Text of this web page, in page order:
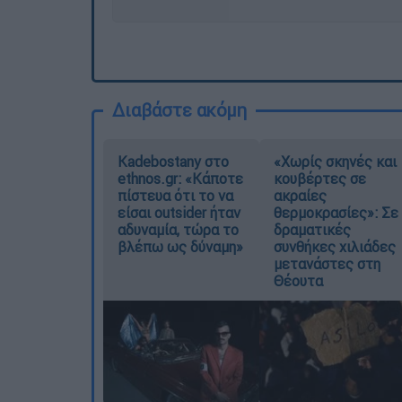
Διαβάστε ακόμη
Kadebostany στο
ethnos.gr: «Κάποτε
πίστευα ότι το να
είσαι outsider ήταν
αδυναμία, τώρα το
βλέπω ως δύναμη»
«Χωρίς σκηνές και
κουβέρτες σε
ακραίες
θερμοκρασίες»: Σε
δραματικές
συνθήκες χιλιάδες
μετανάστες στη
Θέουτα